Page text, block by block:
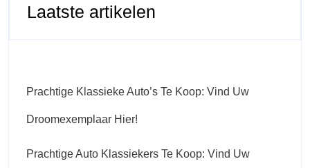
Laatste artikelen
Prachtige Klassieke Auto’s Te Koop: Vind Uw
Droomexemplaar Hier!
Prachtige Auto Klassiekers Te Koop: Vind Uw